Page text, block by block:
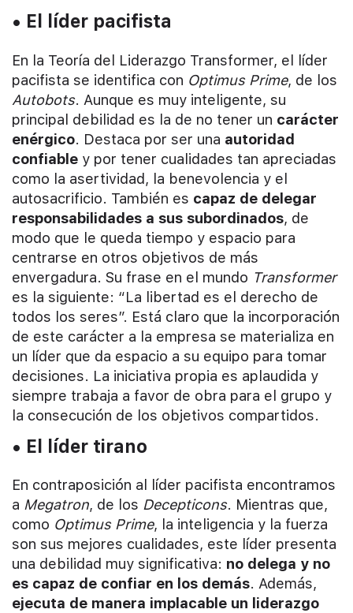
• El líder pacifista
En la Teoría del Liderazgo Transformer, el líder
pacifista se identifica con Optimus Prime, de los
Autobots. Aunque es muy inteligente, su
principal debilidad es la de no tener un carácter
enérgico. Destaca por ser una autoridad
confiable y por tener cualidades tan apreciadas
como la asertividad, la benevolencia y el
autosacrificio. También es capaz de delegar
responsabilidades a sus subordinados, de
modo que le queda tiempo y espacio para
centrarse en otros objetivos de más
envergadura. Su frase en el mundo Transformer
es la siguiente: “La libertad es el derecho de
todos los seres”. Está claro que la incorporación
de este carácter a la empresa se materializa en
un líder que da espacio a su equipo para tomar
decisiones. La iniciativa propia es aplaudida y
siempre trabaja a favor de obra para el grupo y
la consecución de los objetivos compartidos.
• El líder tirano
En contraposición al líder pacifista encontramos
a Megatron, de los Decepticons. Mientras que,
como Optimus Prime, la inteligencia y la fuerza
son sus mejores cualidades, este líder presenta
una debilidad muy significativa: no delega y no
es capaz de confiar en los demás. Además,
ejecuta de manera implacable un liderazgo